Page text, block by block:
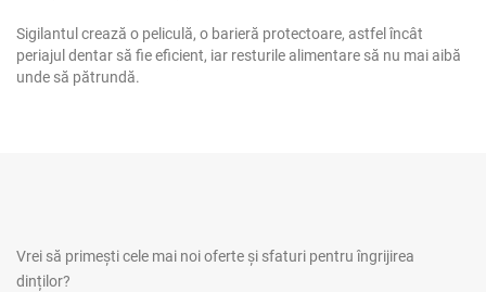
Sigilantul crează o peliculă, o barieră protectoare, astfel încât
periajul dentar să fie eficient, iar resturile alimentare să nu mai aibă
unde să pătrundă.
Vrei să primești cele mai noi oferte și sfaturi pentru îngrijirea
dinților?